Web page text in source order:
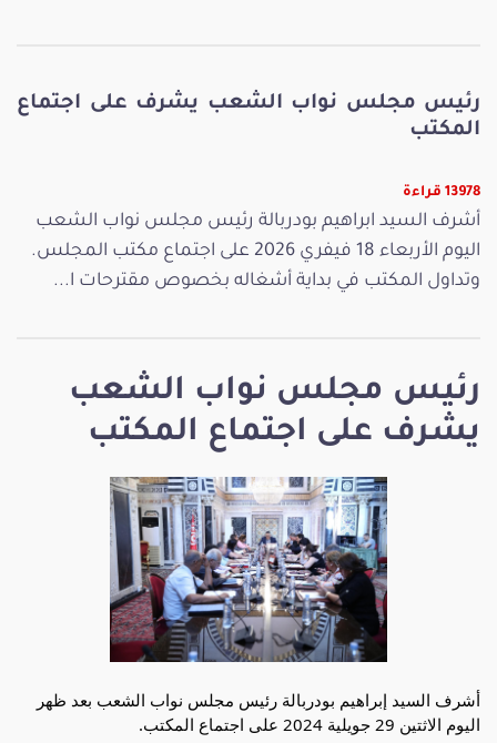
رئيس مجلس نواب الشعب
يشرف على اجتماع المكتب
أشرف السيد إبراهيم بودربالة رئيس مجلس نواب الشعب بعد ظهر
اليوم الاثتين 29 جويلية 2024 على اجتماع المكتب.
رئيس مجلس نواب الشعب يشرف على اجتماع
المكتب
13978 قراءة
أشرف السيد ابراهيم بودربالة رئيس مجلس نواب الشعب
اليوم الأربعاء 18 فيفري 2026 على اجتماع مكتب المجلس.
وتداول المكتب في بداية أشغاله بخصوص مقترحات ا...